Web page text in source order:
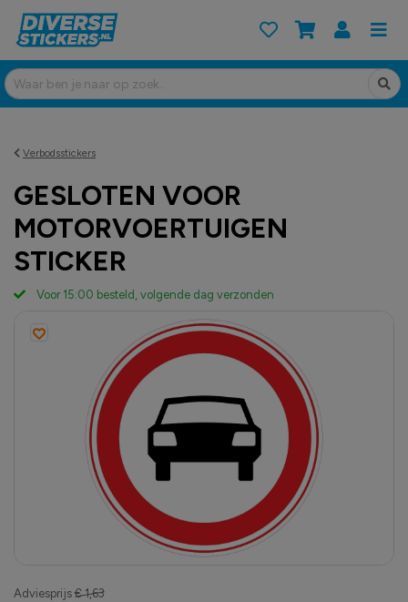
Verbodsstickers
GESLOTEN VOOR
MOTORVOERTUIGEN
STICKER
Adviesprijs € 1,63
Voor 15:00 besteld, volgende dag verzonden